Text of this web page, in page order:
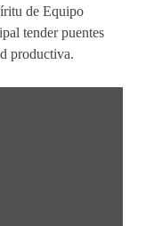
de Equipo
tender puentes
productiva.